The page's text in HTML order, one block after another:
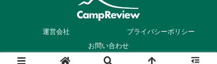
運営会社
プライバシーポリシー
お問い合わせ